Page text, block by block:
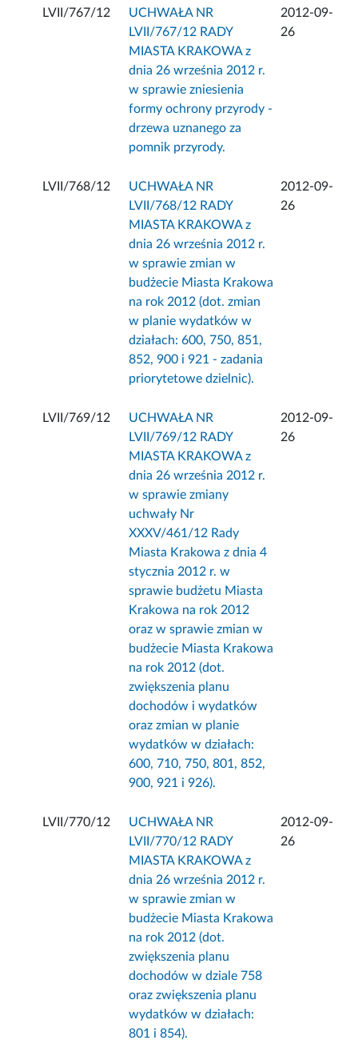
LVII/767/12
UCHWAŁA NR
LVII/767/12 RADY
MIASTA KRAKOWA z
dnia 26 września 2012 r.
w sprawie zniesienia
formy ochrony przyrody -
drzewa uznanego za
pomnik przyrody.
2012-09-
26
LVII/768/12
UCHWAŁA NR
LVII/768/12 RADY
MIASTA KRAKOWA z
dnia 26 września 2012 r.
w sprawie zmian w
budżecie Miasta Krakowa
na rok 2012 (dot. zmian
w planie wydatków w
działach: 600, 750, 851,
852, 900 i 921 - zadania
priorytetowe dzielnic).
2012-09-
26
LVII/769/12
UCHWAŁA NR
LVII/769/12 RADY
MIASTA KRAKOWA z
dnia 26 września 2012 r.
w sprawie zmiany
uchwały Nr
XXXV/461/12 Rady
Miasta Krakowa z dnia 4
stycznia 2012 r. w
sprawie budżetu Miasta
Krakowa na rok 2012
oraz w sprawie zmian w
budżecie Miasta Krakowa
na rok 2012 (dot.
zwiększenia planu
dochodów i wydatków
oraz zmian w planie
wydatków w działach:
600, 710, 750, 801, 852,
900, 921 i 926).
2012-09-
26
LVII/770/12
UCHWAŁA NR
LVII/770/12 RADY
MIASTA KRAKOWA z
dnia 26 września 2012 r.
w sprawie zmian w
budżecie Miasta Krakowa
na rok 2012 (dot.
zwiększenia planu
dochodów w dziale 758
oraz zwiększenia planu
wydatków w działach:
801 i 854).
2012-09-
26